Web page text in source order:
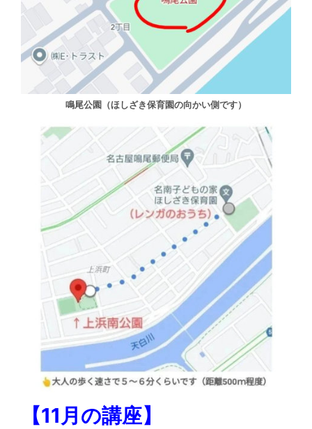
鳴尾公園（ほしざき保育園の向かい側です）
【11月の講座】